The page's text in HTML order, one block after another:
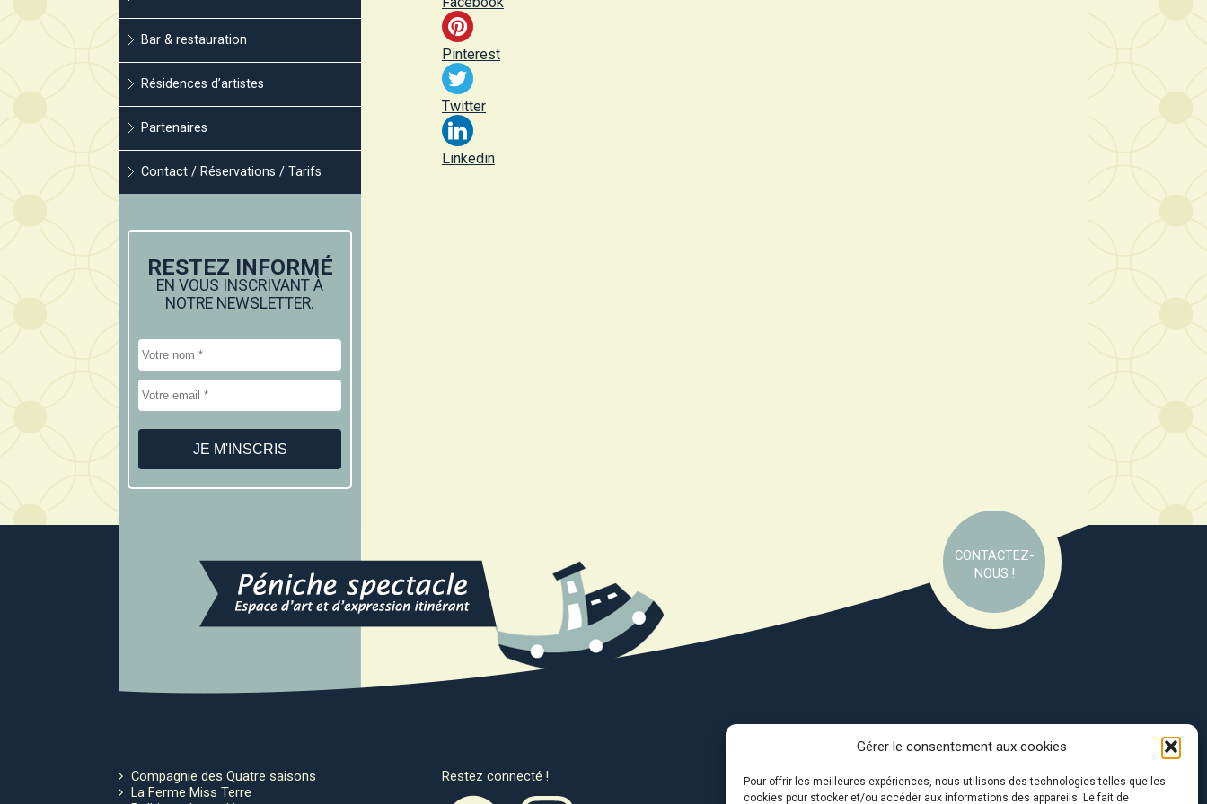
Gérer le consentement aux cookies
Pour offrir les meilleures expériences, nous utilisons des technologies telles que les
cookies pour stocker et/ou accéder aux informations des appareils. Le fait de
Bar & restauration
Résidences d’artistes
Partenaires
Contact / Réservations / Tarifs
RESTEZ INFORMÉ
EN VOUS INSCRIVANT À
NOTRE NEWSLETTER.
Pinterest
Twitter
Linkedin
CONTACTEZ-
NOUS !
Compagnie des Quatre saisons
La Ferme Miss Terre
Restez connecté ! Avec le soutien de :